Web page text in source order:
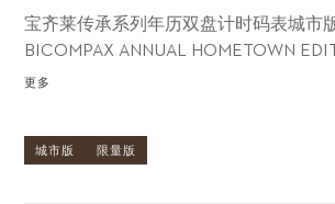
宝齐莱传承系列年历双盘计时码表城市
BICOMPAX ANNUAL HOMETOWN
色彩致敬我们深爱的城市。
更多
城市版 限量版